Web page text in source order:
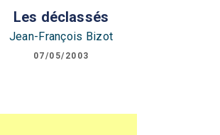
Les déclassés
Jean-François Bizot
07/05/2003